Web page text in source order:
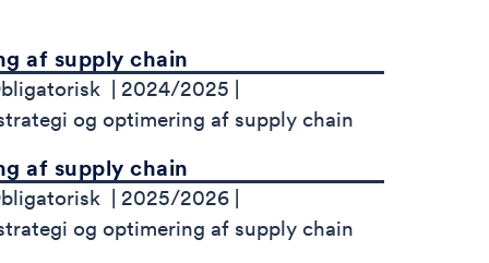
af supply chain
2024/2025
og optimering af supply chain
af supply chain
2025/2026
og optimering af supply chain